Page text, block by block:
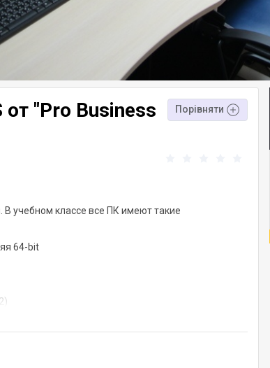
от "Pro Business
Порівняти
учебном классе все ПК имеют такие
64-bit